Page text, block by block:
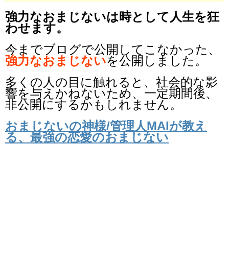
強力なおまじないは時として人生を狂
わせます。
今までブログで公開してこなかった、
強力なおまじないを公開しました。
多くの人の目に触れると、社会的な影
響を与えかねないため、一定期間後、
非公開にするかもしれません。
おまじないの神様/管理人MAIが教え
る、最強の恋愛のおまじない